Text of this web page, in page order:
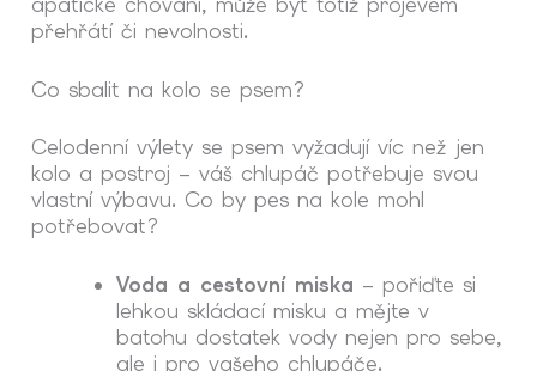
přehřátí či nevolnosti.
Co sbalit na kolo se psem?
Celodenní výlety se psem vyžadují víc než jen
kolo a postroj – váš chlupáč potřebuje svou
vlastní výbavu. Co by pes na kole mohl
potřebovat?
Voda a cestovní miska – pořiďte si
lehkou skládací misku a mějte v
batohu dostatek vody nejen pro sebe,
ale i pro vašeho chlupáče.